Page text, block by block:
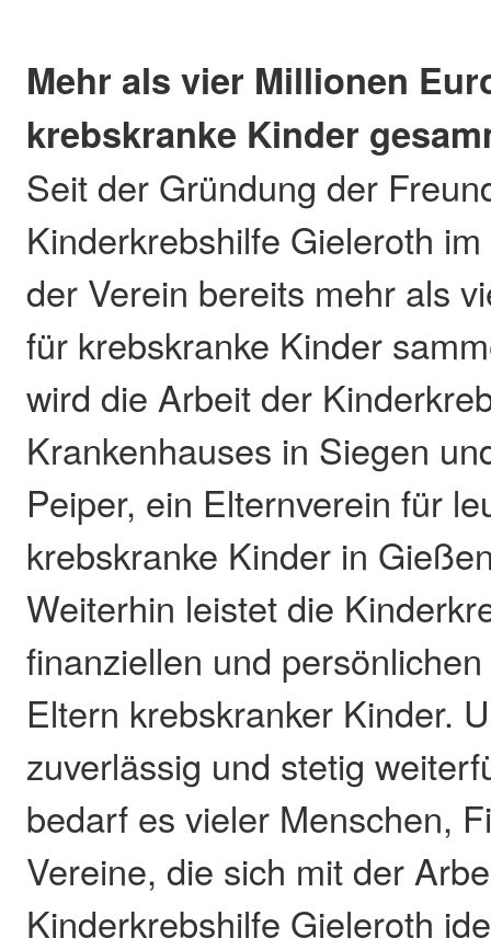
Mehr als vier Millionen
krebskranke Kinder
Seit der Gründung der
Kinderkrebshilfe Gieleroth
der Verein bereits mehr als
für krebskranke Kinder
wird die Arbeit der
Krankenhauses in Siegen
Peiper, ein Elternverein für
krebskranke Kinder in
Weiterhin leistet die
finanziellen und
Eltern krebskranker Kinder.
zuverlässig und stetig
bedarf es vieler Menschen,
Vereine, die sich mit der
Kinderkrebshilfe Gieleroth